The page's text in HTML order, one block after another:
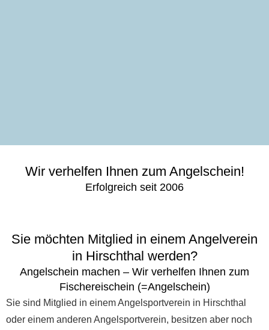
Wir verhelfen Ihnen zum Angelschein!
Erfolgreich seit 2006
Sie möchten Mitglied in einem Angelverein
in Hirschthal werden?
Angelschein machen – Wir verhelfen Ihnen zum
Fischereischein (=Angelschein)
Sie sind Mitglied in einem Angelsportverein in Hirschthal
oder einem anderen Angelsportverein, besitzen aber noch